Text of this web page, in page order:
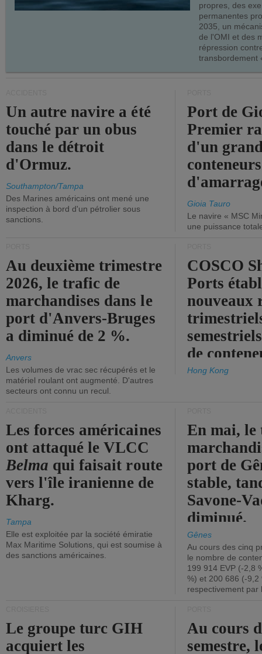
propres, des
permanentes
2035, un
de l'OMI et des
répression
transbordement
Un autre navire a été
touché par un obus
dans le détroit
d'Ormuz.
Southampton/Tampa
Des Marines américains ont mené une
inspection à bord d'un pétrolier sous
sanctions.
Port de
Premier
d'un
Gioia Tauro
Le navire « MSC
une puissance
Au deuxième trimestre
2026, le trafic de
marchandises dans le
port d'Anvers-Bruges
a diminué de 2 %.
Anvers
Les volumes de vrac sec récupérés et le
matériel roulant ont augmenté. D'autres
secteurs ont connu un recul.
COSCO
Ports
nouveaux
de
Hong Kong
Les forces américaines
ont attaqué le VLCC
Belma qui faisait route
vers l'île iranienne de
Kharg.
Tampa
Elle est exploitée par la société émiratie
Max Maritime Solutions, qui est soumise à
des sanctions américaines.
En mai, le
port de
stable,
Savone-
diminué.
Gênes
Au cours des cinq
le nombre de
199 914 EVP (-2,8
%) et 200 686 (-9,2
respectivement par
Le groupe turc GIH
acquiert les
Au cours
semestre,